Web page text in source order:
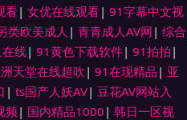
看| 女优在线观看| 91字幕中文视
类欧美成人 | 青青成人AV网 | 综合
线| 91黄色下载软件| 91拍拍 |
天堂在线超吹 | 91在现精品 | 亚
| ts国产人妖AV| 豆花AV网站入
频 | 国内精品1000 | 韩日一区视